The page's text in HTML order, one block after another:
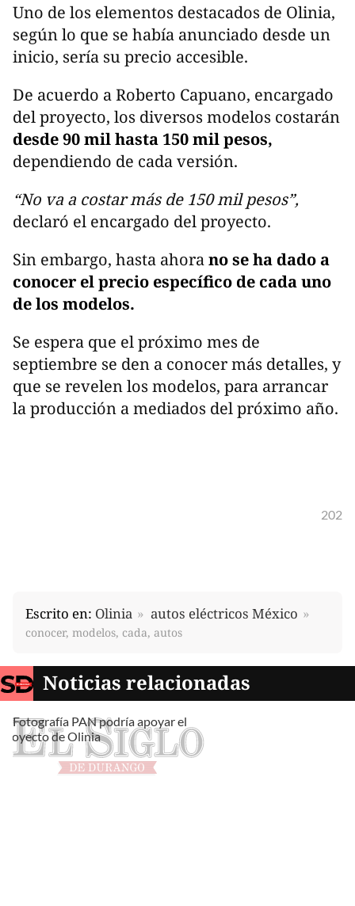
Uno de los elementos destacados de Olinia,
según lo que se había anunciado desde un
inicio, sería su precio accesible.
De acuerdo a Roberto Capuano, encargado
del proyecto, los diversos modelos costarán
desde 90 mil hasta 150 mil pesos,
dependiendo de cada versión.
“No va a costar más de 150 mil pesos”,
declaró el encargado del proyecto.
Sin embargo, hasta ahorano se ha dado a
conocer el precio específico de cada uno
de los modelos.
Se espera que el próximo mes de
septiembre se den a conocer más detalles, y
que se revelen los modelos, para arrancar
la producción a mediados del próximo año.
202
Escrito en: Olinia autos eléctricos México
conocer, modelos, cada, autos
Noticias relacionadas